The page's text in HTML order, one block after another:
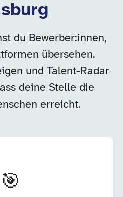
du Bewerber:innen,
übersehen.
und Talent-Radar
deine Stelle die
erreicht.
🎯